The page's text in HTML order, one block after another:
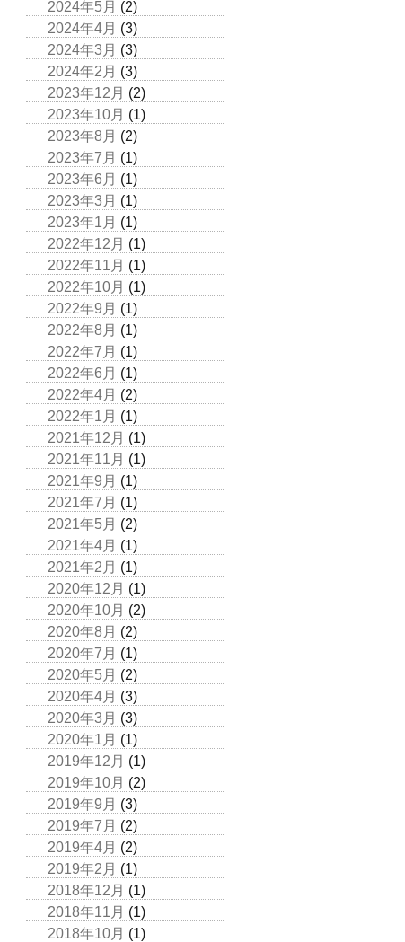
2024年5月 (2)
2024年4月 (3)
2024年3月 (3)
2024年2月 (3)
2023年12月 (2)
2023年10月 (1)
2023年8月 (2)
2023年7月 (1)
2023年6月 (1)
2023年3月 (1)
2023年1月 (1)
2022年12月 (1)
2022年11月 (1)
2022年10月 (1)
2022年9月 (1)
2022年8月 (1)
2022年7月 (1)
2022年6月 (1)
2022年4月 (2)
2022年1月 (1)
2021年12月 (1)
2021年11月 (1)
2021年9月 (1)
2021年7月 (1)
2021年5月 (2)
2021年4月 (1)
2021年2月 (1)
2020年12月 (1)
2020年10月 (2)
2020年8月 (2)
2020年7月 (1)
2020年5月 (2)
2020年4月 (3)
2020年3月 (3)
2020年1月 (1)
2019年12月 (1)
2019年10月 (2)
2019年9月 (3)
2019年7月 (2)
2019年4月 (2)
2019年2月 (1)
2018年12月 (1)
2018年11月 (1)
2018年10月 (1)